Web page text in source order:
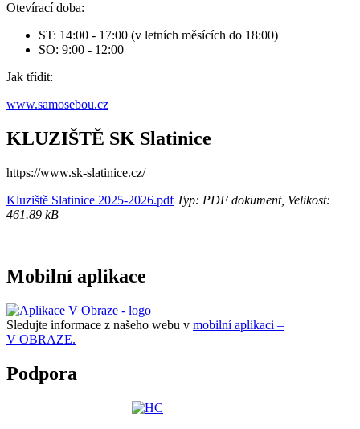
Otevírací doba:
ST: 14:00 - 17:00 (v letních měsících do 18:00)
SO: 9:00 - 12:00
Jak třídit:
www.samosebou.cz
KLUZIŠTĚ SK Slatinice
https://www.sk-slatinice.cz/
Kluziště Slatinice 2025-2026.pdfTyp: PDF dokument, Velikost:
461.89 kB
Mobilní aplikace
Sledujte informace z našeho webu v mobilní aplikaci –
V OBRAZE.
Podpora